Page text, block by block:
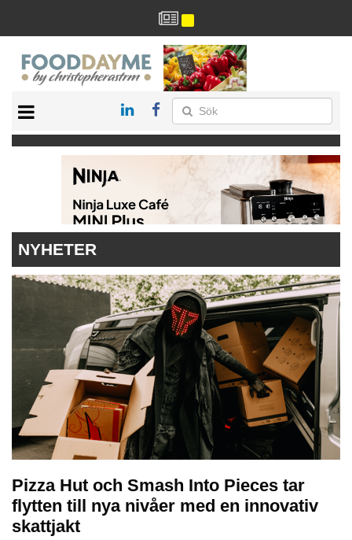
RESTAURANG
NYHETER
Pizza Hut och Smash Into Pieces tar
flytten till nya nivåer med en innovativ
skattjakt